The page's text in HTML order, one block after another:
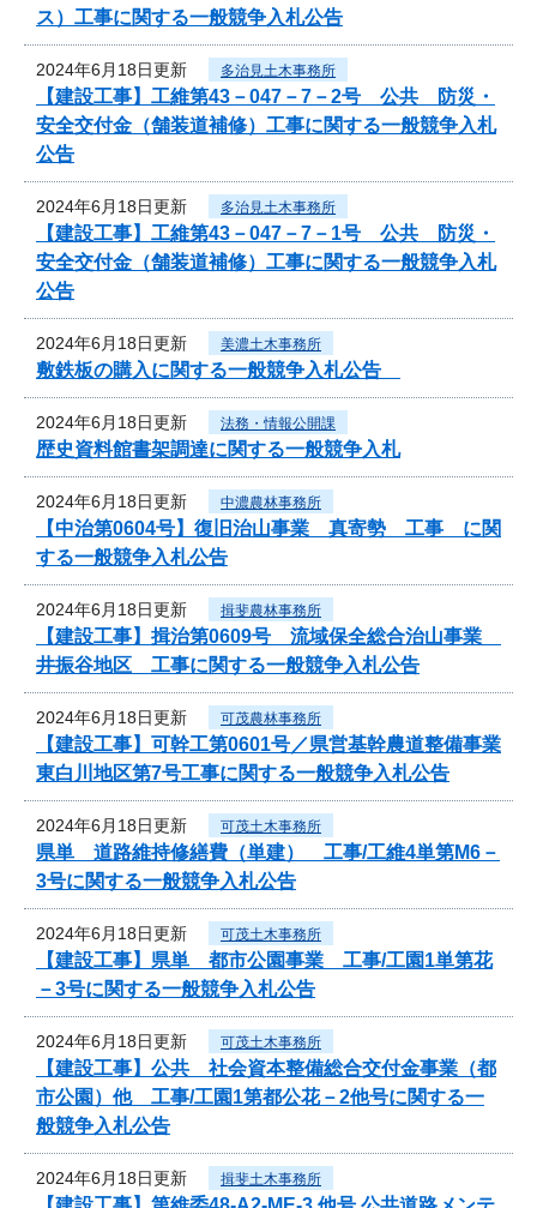
ス）工事に関する一般競争入札公告
2024年6月18日更新 多治見土木事務所
【建設工事】工維第43－047－7－2号 公共 防災・
安全交付金（舗装道補修）工事に関する一般競争入札
公告
2024年6月18日更新 多治見土木事務所
【建設工事】工維第43－047－7－1号 公共 防災・
安全交付金（舗装道補修）工事に関する一般競争入札
公告
2024年6月18日更新 美濃土木事務所
敷鉄板の購入に関する一般競争入札公告
2024年6月18日更新 法務・情報公開課
歴史資料館書架調達に関する一般競争入札
2024年6月18日更新 中濃農林事務所
【中治第0604号】復旧治山事業 真寄勢 工事 に関
する一般競争入札公告
2024年6月18日更新 揖斐農林事務所
【建設工事】揖治第0609号 流域保全総合治山事業
井振谷地区 工事に関する一般競争入札公告
2024年6月18日更新 可茂農林事務所
【建設工事】可幹工第0601号／県営基幹農道整備事業
東白川地区第7号工事に関する一般競争入札公告
2024年6月18日更新 可茂土木事務所
県単 道路維持修繕費（単建） 工事/工維4単第M6－
3号に関する一般競争入札公告
2024年6月18日更新 可茂土木事務所
【建設工事】県単 都市公園事業 工事/工園1単第花
－3号に関する一般競争入札公告
2024年6月18日更新 可茂土木事務所
【建設工事】公共 社会資本整備総合交付金事業（都
市公園）他 工事/工園1第都公花－2他号に関する一
般競争入札公告
2024年6月18日更新 揖斐土木事務所